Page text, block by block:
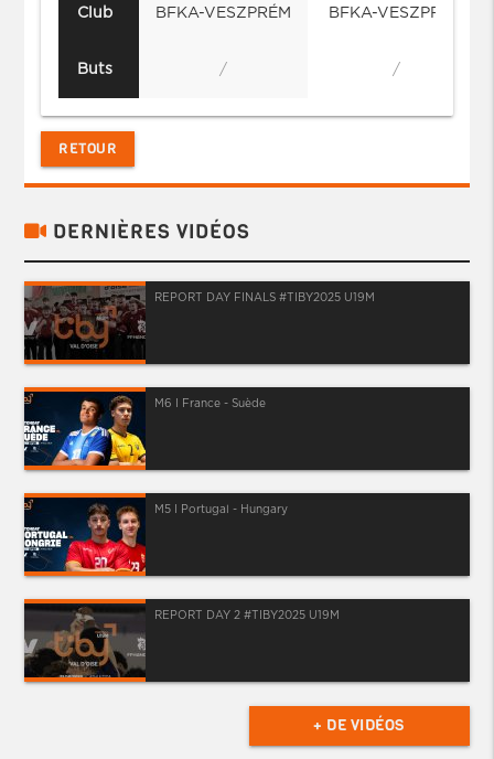
Club
Buts
BFKA-VESZPRÉM
/
BFKA-VESZPRÉM
/
RETOUR
DERNIÈRES VIDÉOS
REPORT DAY FINALS #TIBY2025 U19M
M6 I France - Suède
M5 I Portugal - Hungary
REPORT DAY 2 #TIBY2025 U19M
+ DE VIDÉOS